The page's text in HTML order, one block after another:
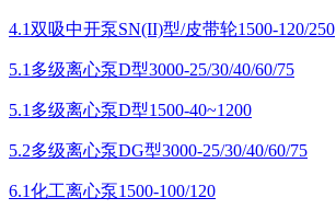
4.1双吸中开泵SN(II)型/皮带轮1500-120/250
5.1多级离心泵D型3000-25/30/40/60/75
5.1多级离心泵D型1500-40~1200
5.2多级离心泵DG型3000-25/30/40/60/75
6.1化工离心泵1500-100/120